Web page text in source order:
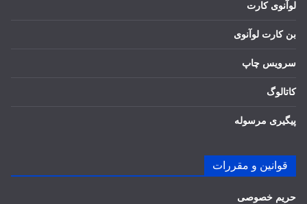
لوآنوی کارت
بن کارت لوآنوی
سرویس چاپ
کاتالوگ
پیگیری مرسوله
قوانین و مقررات
حریم خصوصی